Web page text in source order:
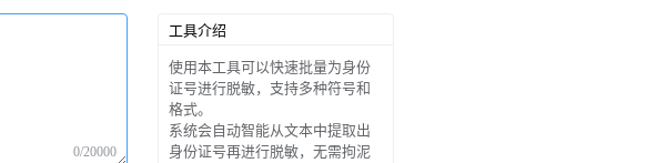
0/20000
工具介绍
使用本工具可以快速批量为身份
证号进行脱敏，支持多种符号和
格式。
系统会自动智能从文本中提取出
身份证号再进行脱敏，无需拘泥